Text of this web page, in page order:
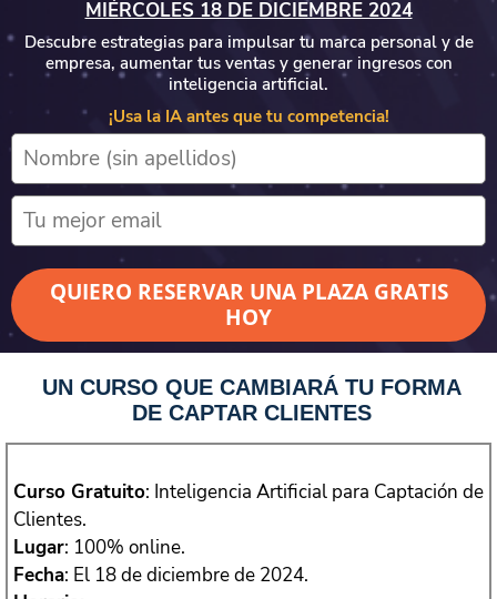
MIÉRCOLES 18 DE DICIEMBRE 2024
Descubre estrategias para impulsar tu marca personal y de
empresa, aumentar tus ventas y generar ingresos con
inteligencia artificial.
¡Usa la IA antes que tu competencia!
QUIERO RESERVAR UNA PLAZA GRATIS
HOY
UN CURSO QUE CAMBIARÁ TU FORMA
DE CAPTAR CLIENTES
Curso Gratuito: Inteligencia Artificial para Captación de
Clientes.
Lugar: 100% online.
Fecha: El 18 de diciembre de 2024.